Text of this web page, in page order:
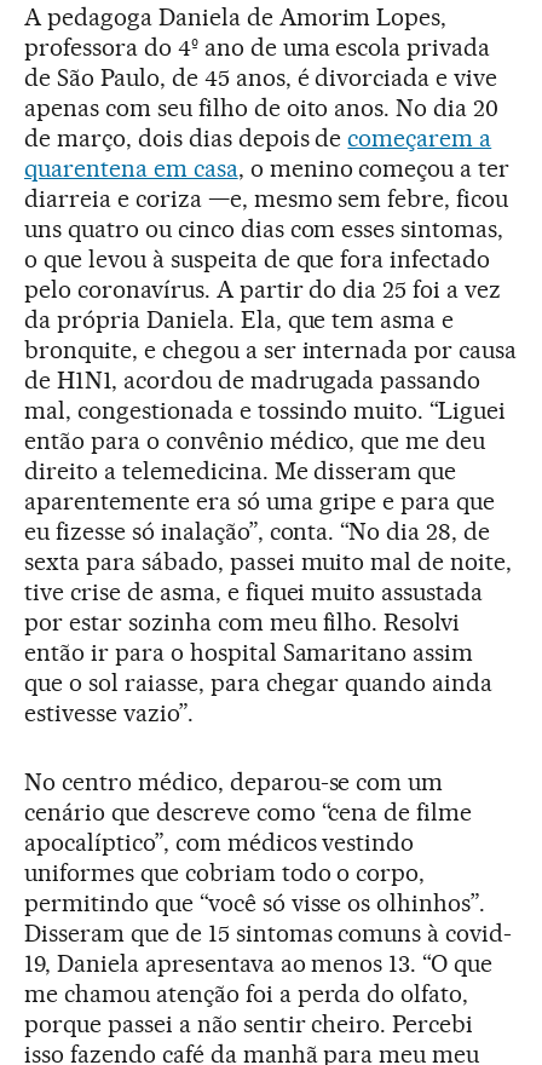
A pedagoga Daniela de Amorim Lopes,
professora do 4º ano de uma escola privada
de São Paulo, de 45 anos, é divorciada e vive
apenas com seu filho de oito anos. No dia 20
de março, dois dias depois decomeçarem a
quarentena em casa, o menino começou a ter
diarreia e coriza —e, mesmo sem febre, ficou
uns quatro ou cinco dias com esses sintomas,
o que levou à suspeita de que fora infectado
pelo coronavírus. A partir do dia 25 foi a vez
da própria Daniela. Ela, que tem asma e
bronquite, e chegou a ser internada por causa
de H1N1, acordou de madrugada passando
mal, congestionada e tossindo muito. “Liguei
então para o convênio médico, que me deu
direito a telemedicina. Me disseram que
aparentemente era só uma gripe e para que
eu fizesse só inalação”, conta. “No dia 28, de
sexta para sábado, passei muito mal de noite,
tive crise de asma, e fiquei muito assustada
por estar sozinha com meu filho. Resolvi
então ir para o hospital Samaritano assim
que o sol raiasse, para chegar quando ainda
estivesse vazio”.
No centro médico, deparou-se com um
cenário que descreve como “cena de filme
apocalíptico”, com médicos vestindo
uniformes que cobriam todo o corpo,
permitindo que “você só visse os olhinhos”.
Disseram que de 15 sintomas comuns à covid-
19, Daniela apresentava ao menos 13. “O que
me chamou atenção foi a perda do olfato,
porque passei a não sentir cheiro. Percebi
isso fazendo café da manhã para meu meu